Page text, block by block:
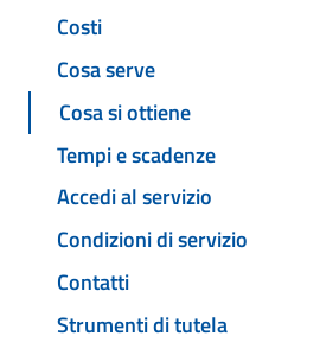
Costi
Cosa serve
Cosa si ottiene
Tempi e scadenze
Accedi al servizio
Condizioni di servizio
Contatti
Strumenti di tutela